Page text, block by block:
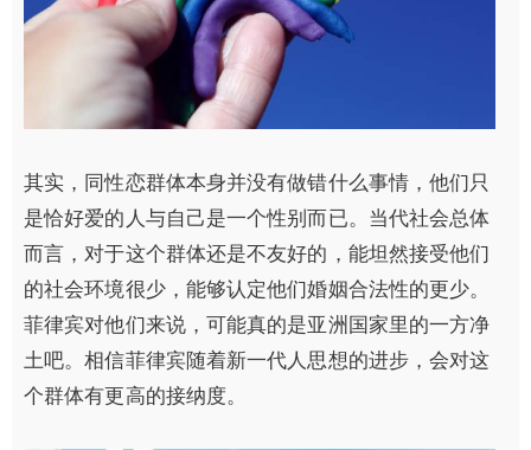
其实，同性恋群体本身并没有做错什么事情，他们只
是恰好爱的人与自己是一个性别而已。当代社会总体
而言，对于这个群体还是不友好的，能坦然接受他们
的社会环境很少，能够认定他们婚姻合法性的更少。
菲律宾对他们来说，可能真的是亚洲国家里的一方净
土吧。相信菲律宾随着新一代人思想的进步，会对这
个群体有更高的接纳度。